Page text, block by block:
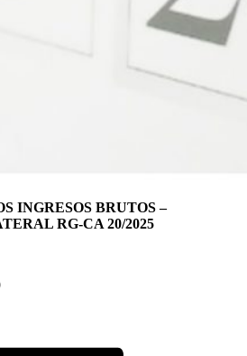
INGRESOS BRUTOS –
RG-CA 20/2025